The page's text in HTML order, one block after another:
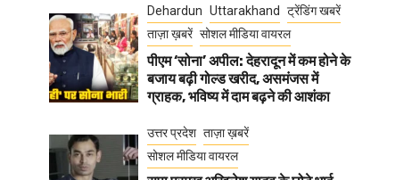
Dehardun Uttarakhand
ट्रेंडिंग खबरें
ताज़ा ख़बरें सोशल मीडिया वायरल
पीएम ‘सोना’ अपील: देहरादून में कम होने के
बजाय बढ़ी गोल्ड खरीद, असमंजस में
ग्राहक, भविष्य में दाम बढ़ने की आशंका
उत्तर प्रदेश ताज़ा ख़बरें
सोशल मीडिया वायरल